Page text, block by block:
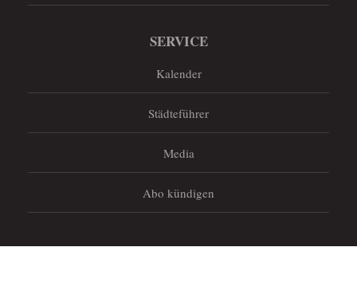
SERVICE
Kalender
Städteführer
Media
Abo kündigen